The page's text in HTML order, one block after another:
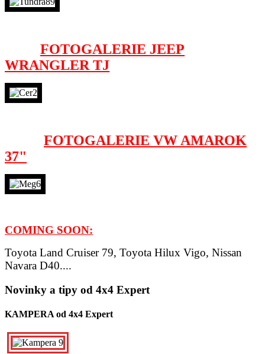
FOTOGALERIE JEEP
WRANGLER TJ
FOTOGALERIE VW AMAROK
37"
COMING SOON:
Toyota Land Cruiser 79, Toyota Hilux Vigo, Nissan
Navara D40....
Novinky a tipy od 4x4 Expert
KAMPERA od 4x4 Expert